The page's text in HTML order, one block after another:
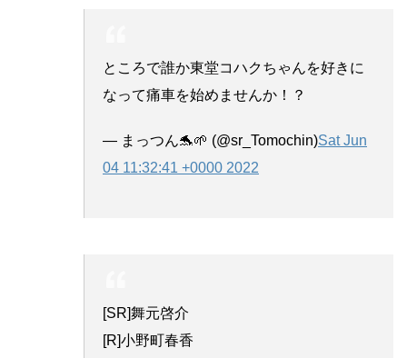
ところで誰か東堂コハクちゃんを好きに
なって痛車を始めませんか！？
— まっつん🐬🌱 (@sr_Tomochin)Sat Jun
04 11:32:41 +0000 2022
[SR]舞元啓介
[R]小野町春香